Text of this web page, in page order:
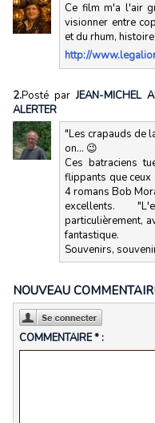
Ce film m'a l'air
visionner entre
et du rhum,
http://
2.Posté parJEAN-MICHEL
ALERTER
"Les crapauds de
on... 😉
Ces batraciens
flippants que
4 romans Bob
excellents.
particulièrement,
fantastique.
Souvenirs,
NOUVEAU
COMMENTAIRE * :